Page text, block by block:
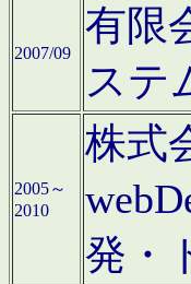
2007/09
有限
ステ
2005～
2010
株式
発・